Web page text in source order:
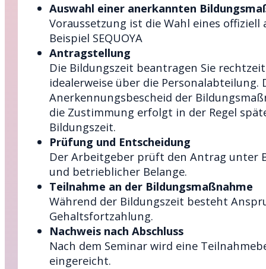
Auswahl einer anerkannten
Voraussetzung ist die Wahl eines
Beispiel SEQUOYA
Antragstellung
Die Bildungszeit beantragen Sie
idealerweise über die Personalabteilung.
Anerkennungsbescheid der
die Zustimmung erfolgt in der Regel
Bildungszeit.
Prüfung und Entscheidung
Der Arbeitgeber prüft den Antrag unter
und betrieblicher Belange.
Teilnahme an der Bildungsmaßnahme
Während der Bildungszeit besteht
Gehaltsfortzahlung.
Nachweis nach Abschluss
Nach dem Seminar wird eine
eingereicht.